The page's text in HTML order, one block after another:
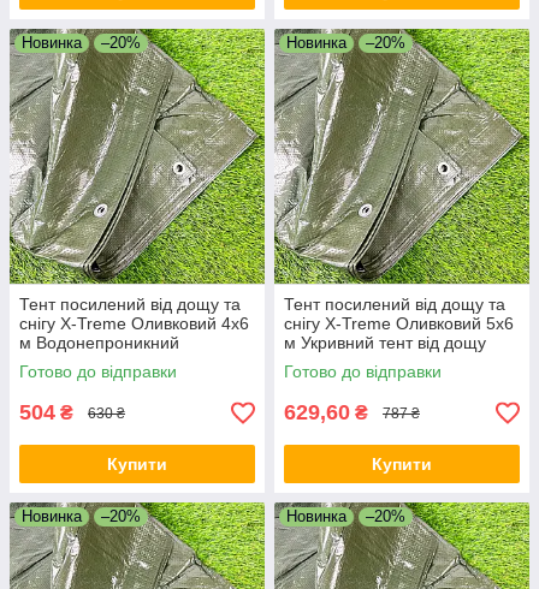
Новинка –20%
Тент посилений від дощу та
снігу X-Treme Оливковий 4х6
м Водонепроникний
захисний тент
Готово до відправки
504 ₴ 630 ₴
Купити
Новинка –20%
Тент посилений від дощу та
снігу X-Treme Оливковий 5х6
м Укривний тент від дощу
Готово до відправки
629,60 ₴ 787 ₴
Купити
Новинка –20% Новинка –20%